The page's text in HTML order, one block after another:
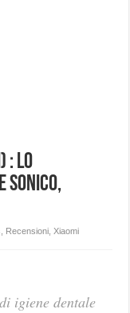
: Lo
sonico,
Recensioni ,Xiaomi
igiene dentale